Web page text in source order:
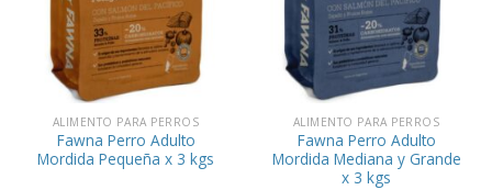
ALIMENTO PARA PERROS
Fawna Perro Adulto
Mordida Pequeña x 3 kgs
ALIMENTO PARA PERROS
Fawna Perro Adulto
Mordida Mediana y Grande
x 3 kgs